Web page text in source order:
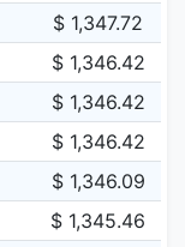
$ 1,347.72
$ 1,346.42
$ 1,346.42
$ 1,346.42
$ 1,346.09
$ 1,345.46